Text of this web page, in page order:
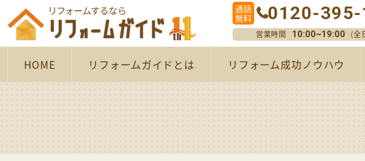
通話
無料
0120-395-
営業時間 10:00~19:00 (全
HOME リフォームガイドとは リフォーム成功ノウハウ